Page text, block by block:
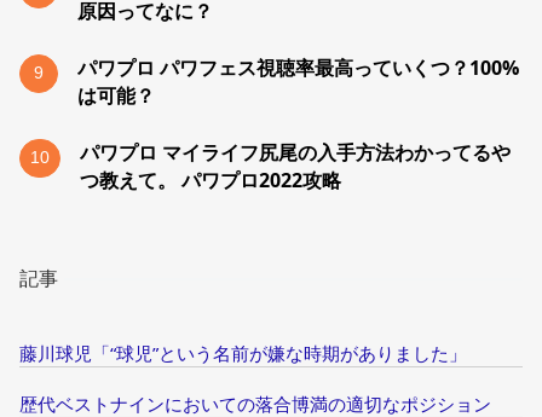
原因ってなに？
9
パワプロ パワフェス視聴率最高っていくつ？100%
は可能？
10
パワプロ マイライフ尻尾の入手方法わかってるや
つ教えて。 パワプロ2022攻略
記事
藤川球児「“球児”という名前が嫌な時期がありました」
歴代ベストナインにおいての落合博満の適切なポジション